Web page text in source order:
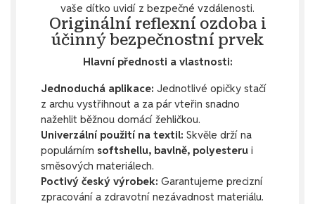
vaše dítko uvidí z bezpečné vzdálenosti.
Originální reflexní ozdoba i
účinný bezpečnostní prvek
Hlavní přednosti a vlastnosti:
Jednoduchá aplikace: Jednotlivé opičky stačí
z archu vystřihnout a za pár vteřin snadno
nažehlit běžnou domácí žehličkou.
Univerzální použití na textil: Skvěle drží na
populárním softshellu, bavlně, polyesteru i
směsových materiálech.
Poctivý český výrobek: Garantujeme precizní
zpracování a zdravotní nezávadnost materiálu.